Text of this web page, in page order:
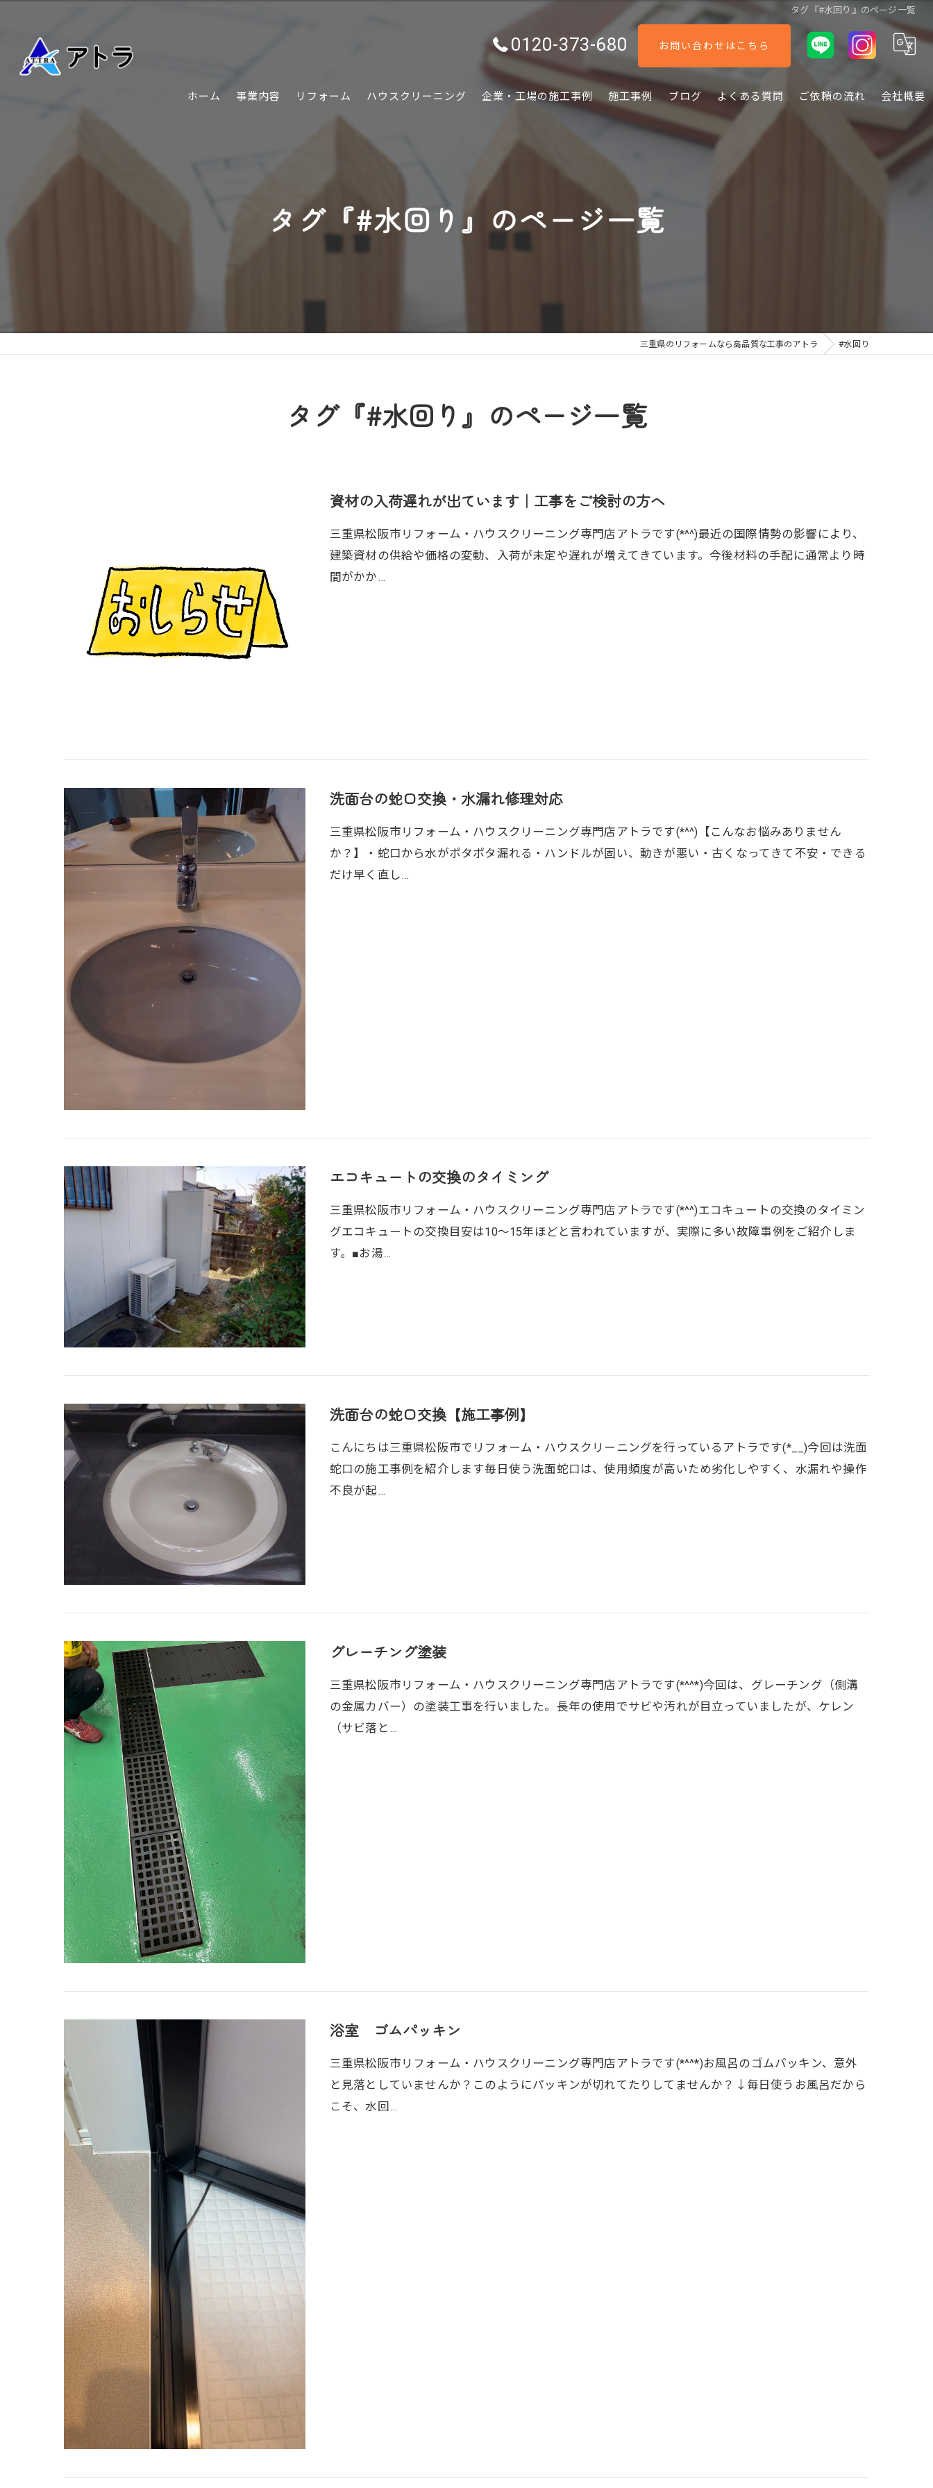
タグ『#水回り』のページ一覧
0120-373-680 お問い合わせはこちら
ホーム 事業内容 リフォーム
外装
ハウスクリーニング 企業・工場の施工事例 施工事例 ブログ よくある質問 ご依頼の流れ 会社概要
タグ『#水回り』のページ一覧
三重県のリフォームなら高品質な工事のアトラ #水回り
タグ『#水回り』のページ一覧
資材の入荷遅れが出ています｜工事をご検討の方へ
三重県松阪市リフォーム・ハウスクリーニング専門店アトラです(*^^)最近の国際情勢の影響により、
建築資材の供給や価格の変動、入荷が未定や遅れが増えてきています。今後材料の手配に通常より時
間がかか…
洗面台の蛇口交換・水漏れ修理対応
三重県松阪市リフォーム・ハウスクリーニング専門店アトラです(*^^)【こんなお悩みありません
か？】・蛇口から水がポタポタ漏れる・ハンドルが固い、動きが悪い・古くなってきて不安・できる
だけ早く直し…
エコキュートの交換のタイミング
三重県松阪市リフォーム・ハウスクリーニング専門店アトラです(*^^)エコキュートの交換のタイミン
グエコキュートの交換目安は10～15年ほどと言われていますが、実際に多い故障事例をご紹介しま
す。■お湯…
洗面台の蛇口交換【施工事例】
こんにちは三重県松阪市でリフォーム・ハウスクリーニングを行っているアトラです(*__)今回は洗面
蛇口の施工事例を紹介します毎日使う洗面蛇口は、使用頻度が高いため劣化しやすく、水漏れや操作
不良が起…
グレーチング塗装
三重県松阪市リフォーム・ハウスクリーニング専門店アトラです(*^^*)今回は、グレーチング（側溝
の金属カバー）の塗装工事を行いました。長年の使用でサビや汚れが目立っていましたが、ケレン
（サビ落と…
浴室 ゴムパッキン
三重県松阪市リフォーム・ハウスクリーニング専門店アトラです(*^^*)お風呂のゴムパッキン、意外
と見落としていませんか？このようにパッキンが切れてたりしてませんか？↓毎日使うお風呂だから
こそ、水回…